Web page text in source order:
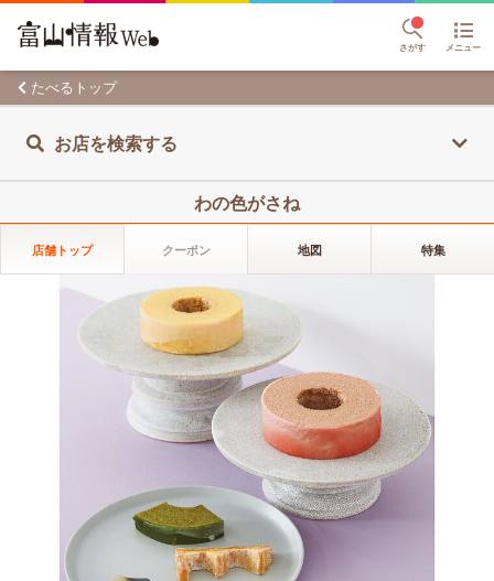
さがす メニュー
たべるトップ
お店を検索する
わの色がさね
店舗トップ クーポン 地図 特集